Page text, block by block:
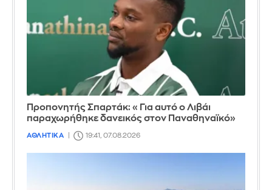
Προπονητής Σπαρτάκ: «Για αυτό ο Λιβάι
παραχωρήθηκε δανεικός στον Παναθηναϊκό»
ΑΘΛΗΤΙΚΑ 19:41, 07.08.2026